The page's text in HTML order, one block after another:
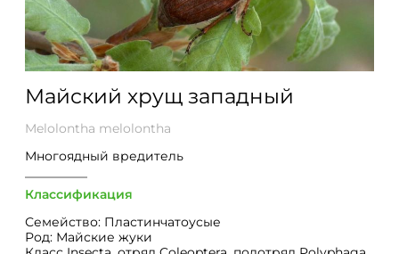
Майский хрущ западный
Melolontha melolontha
Многоядный вредитель
Классификация
Семейство: Пластинчатоусые
Род: Майские жуки